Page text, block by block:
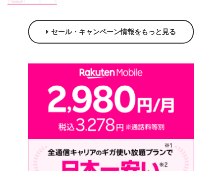
セール・キャンペーン情報をもっと見る